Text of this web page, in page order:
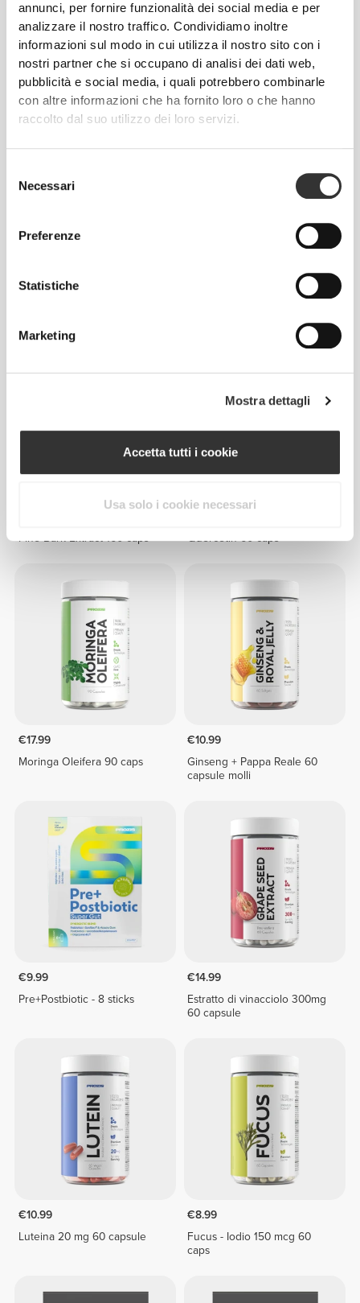
annunci, per fornire funzionalità dei social media e per
analizzare il nostro traffico. Condividiamo inoltre
informazioni sul modo in cui utilizza il nostro sito con i
nostri partner che si occupano di analisi dei dati web,
pubblicità e social media, i quali potrebbero combinarle
con altre informazioni che ha fornito loro o che hanno
raccolto dal suo utilizzo dei loro servizi.
delNecessari
Preferenze
Statistiche
Marketing
Mostra dettagli
Accetta tutti i cookie
Usa solo i cookie necessari
€14.99
Estratto d'Aglio 1000 mg 120
softgel
€15.99
Estratto di Corteccia di Pino
60 capsule
€17.99
Isoflavoni di Soia 90 capsule
Pine Bark Extract 160 caps
Quercetin 60 caps
€17.99
Moringa Oleifera 90 caps
€10.99
Ginseng + Pappa Reale 60
capsule molli
€9.99
Pre+Postbiotic - 8 sticks
€14.99
Estratto di vinacciolo 300mg
60 capsule
€10.99
Luteina 20 mg 60 capsule
€8.99
Fucus - Iodio 150 mcg 60
caps